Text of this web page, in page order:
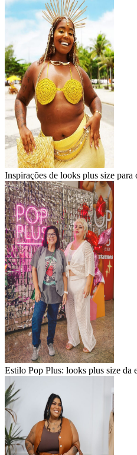
Inspirações de looks plus size para
Estilo Pop Plus: looks plus size da